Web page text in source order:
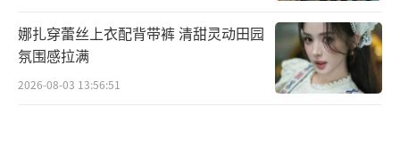
娜扎穿蕾丝上衣配背带裤 清甜灵动田园
氛围感拉满
2026-08-03 13:56:51